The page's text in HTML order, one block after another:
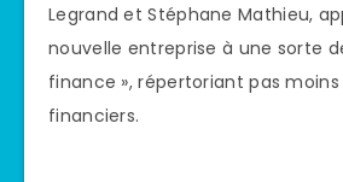
Legrand et Stéphane Mathieu,
nouvelle entreprise à une sorte
finance », répertoriant pas
financiers.